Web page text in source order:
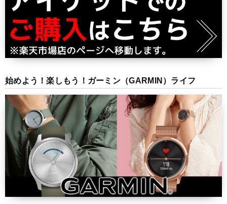
始めよう！楽しもう！ガーミン（GARMIN）ライフ